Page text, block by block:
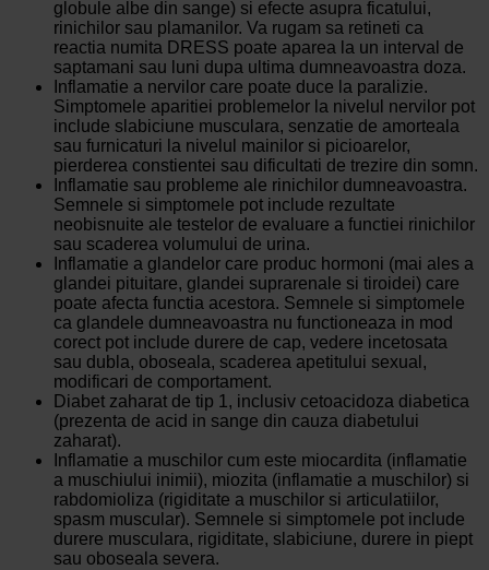
globule albe din sange) si efecte asupra ficatului,
rinichilor sau plamanilor. Va rugam sa retineti ca
reactia numita DRESS poate aparea la un interval de
saptamani sau luni dupa ultima dumneavoastra doza.
Inflamatie a nervilor care poate duce la paralizie.
Simptomele aparitiei problemelor la nivelul nervilor pot
include slabiciune musculara, senzatie de amorteala
sau furnicaturi la nivelul mainilor si picioarelor,
pierderea constientei sau dificultati de trezire din somn.
Inflamatie sau probleme ale rinichilor dumneavoastra.
Semnele si simptomele pot include rezultate
neobisnuite ale testelor de evaluare a functiei rinichilor
sau scaderea volumului de urina.
Inflamatie a glandelor care produc hormoni (mai ales a
glandei pituitare, glandei suprarenale si tiroidei) care
poate afecta functia acestora. Semnele si simptomele
ca glandele dumneavoastra nu functioneaza in mod
corect pot include durere de cap, vedere incetosata
sau dubla, oboseala, scaderea apetitului sexual,
modificari de comportament.
Diabet zaharat de tip 1, inclusiv cetoacidoza diabetica
(prezenta de acid in sange din cauza diabetului
zaharat).
Inflamatie a muschilor cum este miocardita (inflamatie
a muschiului inimii), miozita (inflamatie a muschilor) si
rabdomioliza (rigiditate a muschilor si articulatiilor,
spasm muscular). Semnele si simptomele pot include
durere musculara, rigiditate, slabiciune, durere in piept
sau oboseala severa.